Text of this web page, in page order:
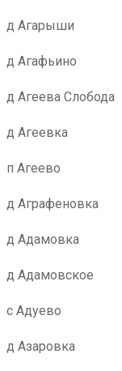
д Агарыши
д Агафьино
д Агеева Слобода
д Агеевка
п Агеево
д Аграфеновка
д Адамовка
д Адамовское
с Адуево
д Азаровка